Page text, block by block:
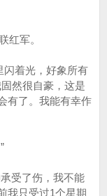
军。
着光，好象所有
然很自豪，这是
有了。我能有幸作
受了伤，我不能
我只受过1个星期